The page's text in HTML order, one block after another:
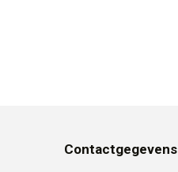
Contactgegevens